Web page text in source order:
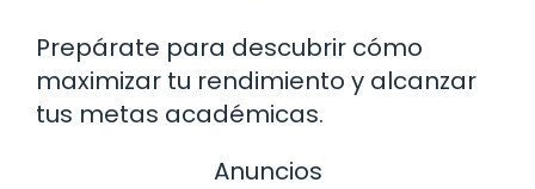
Prepárate para descubrir cómo
maximizar tu rendimiento y alcanzar
tus metas académicas.
Anuncios